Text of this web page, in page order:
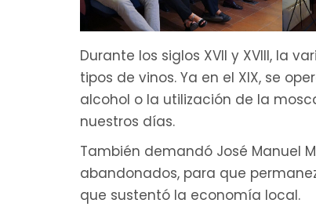
Durante los siglos XVII y XVIII, la
tipos de vinos. Ya en el XIX, se
alcohol o la utilización de la
nuestros días.
También demandó José Manuel
abandonados, para que
que sustentó la economía local.